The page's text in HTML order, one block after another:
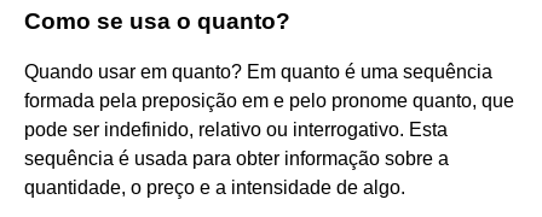
Como se usa o quanto?
Quando usar em quanto? Em quanto é uma sequência
formada pela preposição em e pelo pronome quanto, que
pode ser indefinido, relativo ou interrogativo. Esta
sequência é usada para obter informação sobre a
quantidade, o preço e a intensidade de algo.